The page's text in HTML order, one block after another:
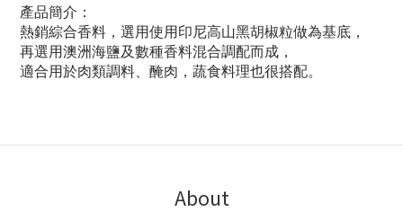
產品簡介：
熱銷綜合香料，選用使用印尼高山黑胡椒粒做為基底，
再選用澳洲海鹽及數種香料混合調配而成 ，
適合用於肉類調料、醃肉，蔬食料理也很搭配。
About